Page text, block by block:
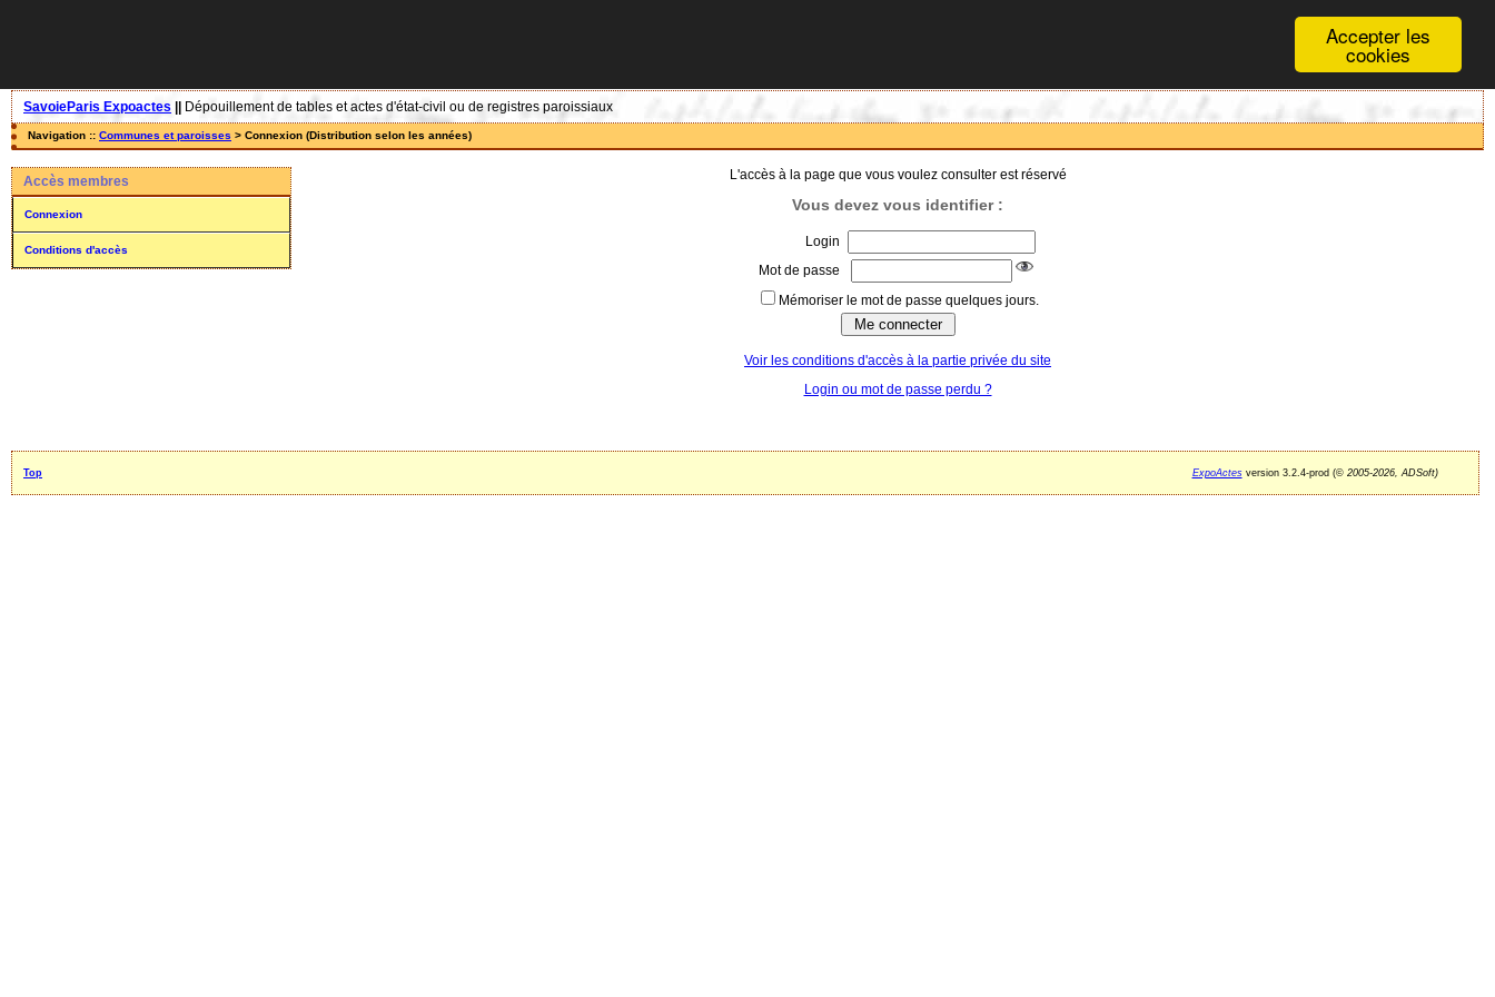
Accepter les
cookies
SavoieParis Expoactes Dépouillement de tables et actes d'état-civil ou de registres paroissiaux
Navigation :: Communes et paroisses > Connexion (Distribution selon les années)
Accès membres
Connexion
Conditions d'accès
L'accès à la page que vous voulez consulter est réservé
Vous devez vous identifier :
Login
Mot de passe
Mémoriser le mot de passe quelques jours.
Voir les conditions d'accès à la partie privée du site
Login ou mot de passe perdu ?
Top ExpoActesversion 3.2.4-prod (©2005-2026, ADSoft)